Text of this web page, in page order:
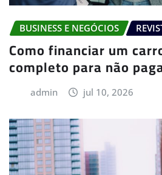
BUSINESS E NEGÓCIOS
Como financiar um
completo para não
admin jul 10, 2026